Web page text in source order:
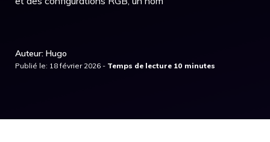
Auteur: Hugo
Publié le: 18 février 2026 -